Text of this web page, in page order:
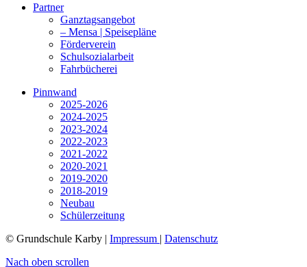
Partner
Ganztagsangebot
– Mensa | Speisepläne
Förderverein
Schulsozialarbeit
Fahrbücherei
Pinnwand
2025-2026
2024-2025
2023-2024
2022-2023
2021-2022
2020-2021
2019-2020
2018-2019
Neubau
Schülerzeitung
© Grundschule Karby | Impressum | Datenschutz
Nach oben scrollen